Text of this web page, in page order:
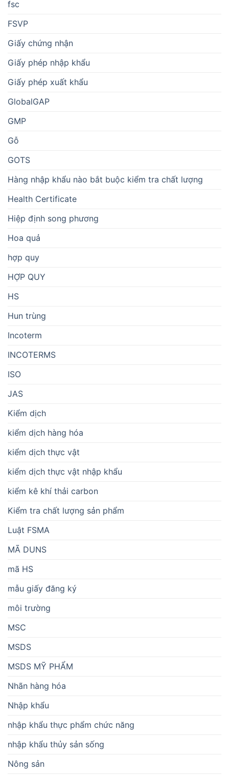
fsc
FSVP
Giấy chứng nhận
Giấy phép nhập khẩu
Giấy phép xuất khẩu
GlobalGAP
GMP
Gỗ
GOTS
Hàng nhập khẩu nào bắt buộc kiểm tra chất lượng
Health Certificate
Hiệp định song phương
Hoa quả
hợp quy
HỢP QUY
HS
Hun trùng
Incoterm
INCOTERMS
ISO
JAS
Kiểm dịch
kiểm dịch hàng hóa
kiểm dịch thực vật
kiểm dịch thực vật nhập khẩu
kiểm kê khí thải carbon
Kiểm tra chất lượng sản phẩm
Luật FSMA
MÃ DUNS
mã HS
mẫu giấy đăng ký
môi trường
MSC
MSDS
MSDS MỸ PHẨM
Nhãn hàng hóa
Nhập khẩu
nhập khẩu thực phẩm chức năng
nhập khẩu thủy sản sống
Nông sản